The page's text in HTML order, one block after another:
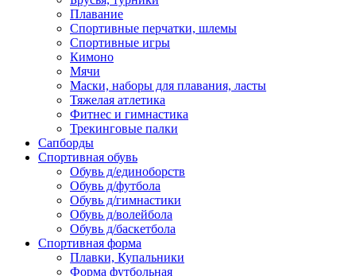
Плавание
Спортивные перчатки, шлемы
Спортивные игры
Кимоно
Мячи
Маски, наборы для плавания, ласты
Тяжелая атлетика
Фитнес и гимнастика
Трекинговые палки
Сапборды
Спортивная обувь
Обувь д/единоборств
Обувь д/футбола
Обувь д/гимнастики
Обувь д/волейбола
Обувь д/баскетбола
Спортивная форма
Плавки, Купальники
Форма футбольная